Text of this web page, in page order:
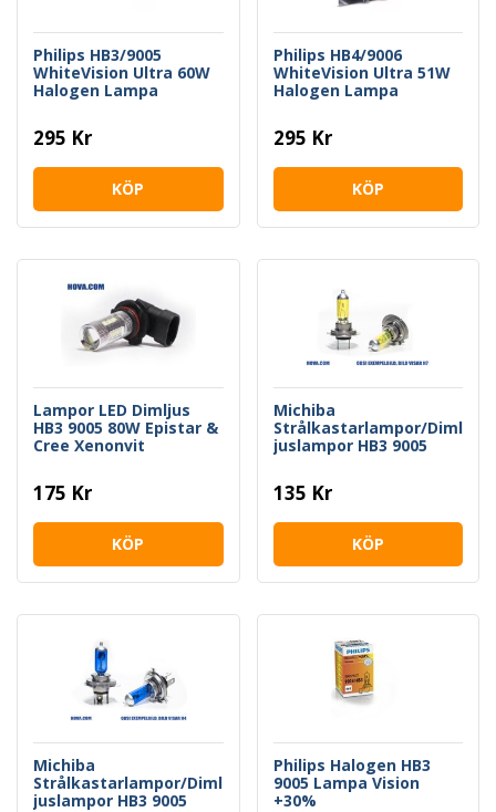
Philips HB3/9005
WhiteVision Ultra 60W
Halogen Lampa
295 Kr
KÖP
Philips HB4/9006
WhiteVision Ultra 51W
Halogen Lampa
295 Kr
KÖP
Lampor LED Dimljus
HB3 9005 80W Epistar &
Cree Xenonvit
175 Kr
KÖP
Michiba
Strålkastarlampor/Diml
juslampor HB3 9005
135 Kr
KÖP
Michiba
Strålkastarlampor/Diml
juslampor HB3 9005
Philips Halogen HB3
9005 Lampa Vision
+30%